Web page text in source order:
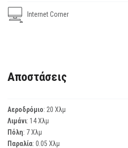
Internet Corner
Αποστάσεις
Αεροδρόμιο: 20 Χλμ
Λιμάνι: 14 Χλμ
Πόλη: 7 Χλμ
Παραλία: 0.05 Χλμ